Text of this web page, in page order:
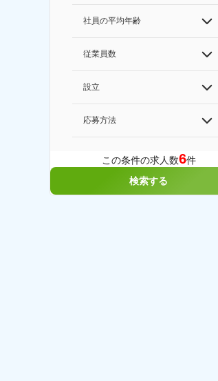
社員の平均年齢
従業員数
設立
応募方法
この条件の求人数6件
検索する